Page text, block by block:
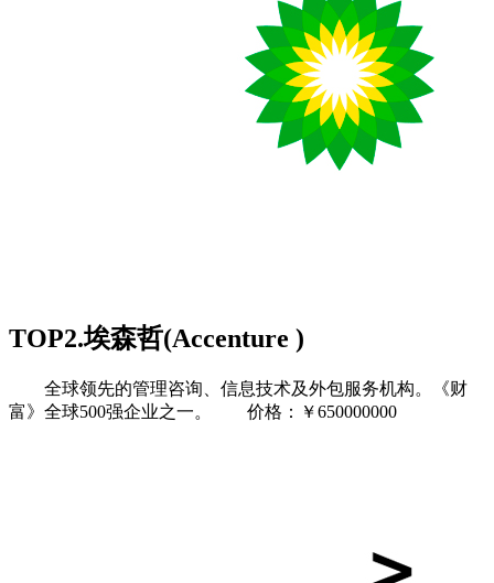
TOP2.埃森哲(Accenture )
全球领先的管理咨询、信息技术及外包服务机构。《财
富》全球500强企业之一。 价格：￥650000000